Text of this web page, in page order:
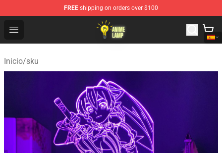
FREE shipping on orders over $100
Open menu
Anime Lamp Shop - The Best Store of Anime Lamp
Inicio/sku